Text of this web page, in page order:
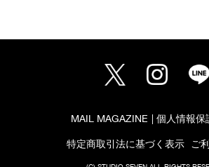
MAIL MAGAZINE 個人情報保
特定商取引法に基づく表示 ご